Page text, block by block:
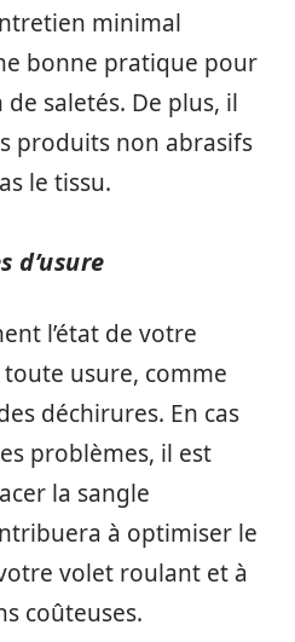
minimal
bonne pratique pour
saletés. De plus, il
produits non abrasifs
le tissu.
d’usure
l’état de votre
usure, comme
déchirures. En cas
problèmes, il est
la sangle
à optimiser le
volet roulant et à
coûteuses.